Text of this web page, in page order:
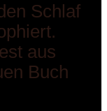
Schlaf
aus
Buch